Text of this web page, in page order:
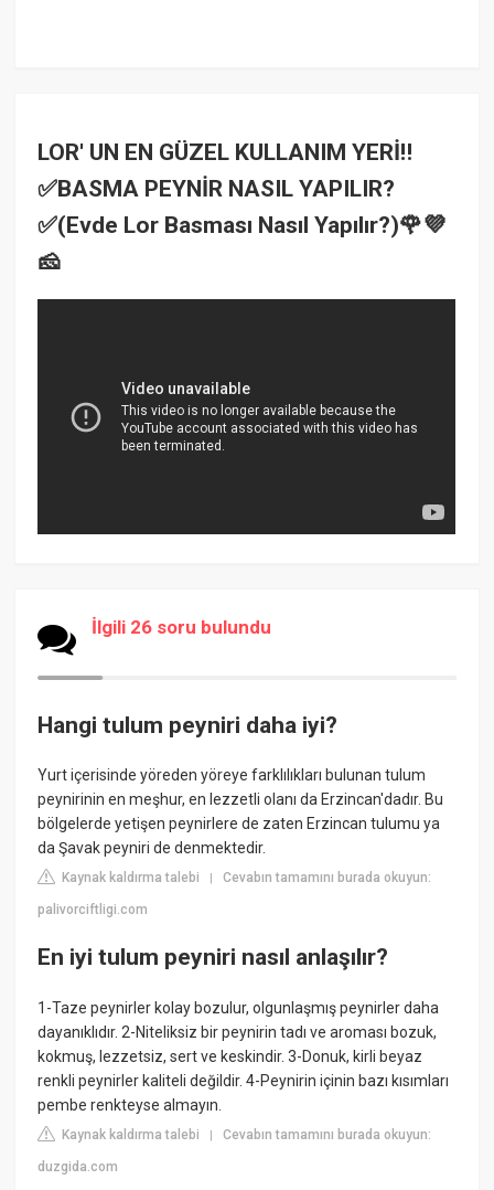
LOR' UN EN GÜZEL KULLANIM YERİ‼
✅BASMA PEYNİR NASIL YAPILIR?
✅(Evde Lor Basması Nasıl Yapılır?)🌹💜
🧀
İlgili 26 soru bulundu
Hangi tulum peyniri daha iyi?
Yurt içerisinde yöreden yöreye farklılıkları bulunan tulum
peynirinin en meşhur, en lezzetli olanı da Erzincan'dadır. Bu
bölgelerde yetişen peynirlere de zaten Erzincan tulumu ya
da Şavak peyniri de denmektedir.
Kaynak kaldırma talebi |Cevabın tamamını burada okuyun:
palivorciftligi.com
En iyi tulum peyniri nasıl anlaşılır?
1-Taze peynirler kolay bozulur, olgunlaşmış peynirler daha
dayanıklıdır. 2-Niteliksiz bir peynirin tadı ve aroması bozuk,
kokmuş, lezzetsiz, sert ve keskindir. 3-Donuk, kirli beyaz
renkli peynirler kaliteli değildir. 4-Peynirin içinin bazı kısımları
pembe renkteyse almayın.
Kaynak kaldırma talebi |Cevabın tamamını burada okuyun:
duzgida.com